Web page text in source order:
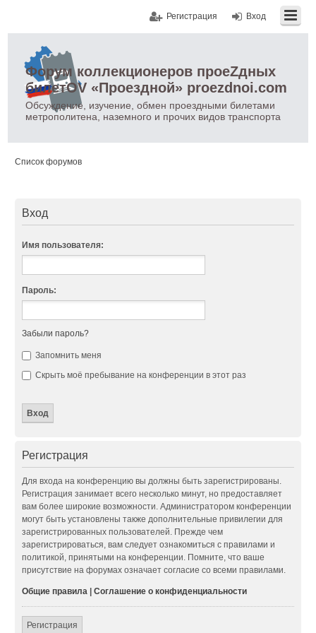
Вход
Регистрация
Форум коллекционеров проеZдных
билетOV «Проездной» proezdnoi.com
Обсуждение, изучение, обмен проездными билетами
метрополитена, наземного и прочих видов транспорта
Список форумов
Вход
Имя пользователя:
Пароль:
Забыли пароль?
Запомнить меня
Скрыть моё пребывание на конференции в этот раз
Регистрация
Для входа на конференцию вы должны быть зарегистрированы.
Регистрация занимает всего несколько минут, но предоставляет
вам более широкие возможности. Администратором конференции
могут быть установлены также дополнительные привилегии для
зарегистрированных пользователей. Прежде чем
зарегистрироваться, вам следует ознакомиться с правилами и
политикой, принятыми на конференции. Помните, что ваше
присутствие на форумах означает согласие со всеми правилами.
Общие правила |Соглашение о конфиденциальности
Регистрация